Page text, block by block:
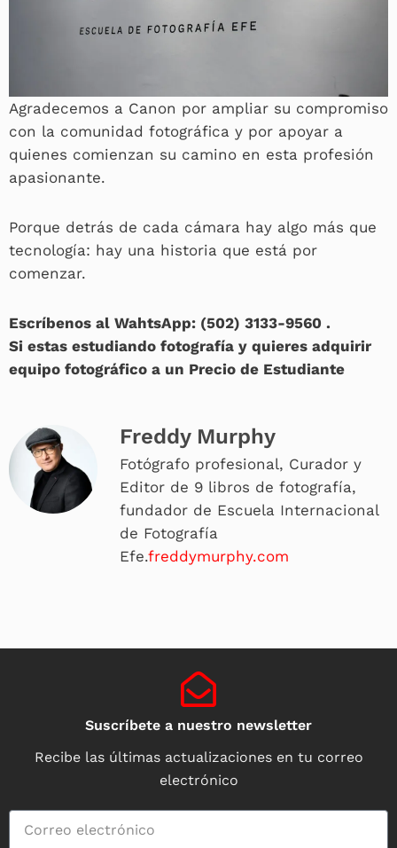
Agradecemos a Canon por ampliar su compromiso
con la comunidad fotográfica y por apoyar a
quienes comienzan su camino en esta profesión
apasionante.
Porque detrás de cada cámara hay algo más que
tecnología: hay una historia que está por
comenzar.
Escríbenos al WahtsApp: (502) 3133-9560 .
Si estas estudiando fotografía y quieres adquirir
equipo fotográfico a un Precio de Estudiante
Freddy Murphy
Fotógrafo profesional, Curador y
Editor de 9 libros de fotografía,
fundador de Escuela Internacional
de Fotografía
Efe.freddymurphy.com
Suscríbete a nuestro newsletter
Recibe las últimas actualizaciones en tu correo
electrónico